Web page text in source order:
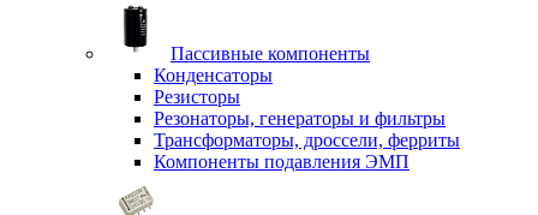
Пассивные компоненты
Конденсаторы
Резисторы
Резонаторы, генераторы и фильтры
Трансформаторы, дроссели, ферриты
Компоненты подавления ЭМП